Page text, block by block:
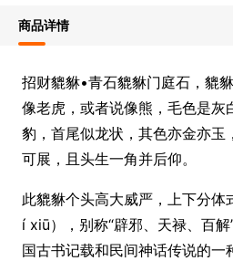
商品详情
招财貔貅•青石貔貅门庭石，貔
像老虎，或者说像熊，毛色是灰
豹，首尾似龙状，其色亦金亦玉
可展，且头生一角并后仰。
此貔貅个头高大威严，上下分
í xiū），别称“辟邪、天禄、百解
国古书记载和民间神话传说的一